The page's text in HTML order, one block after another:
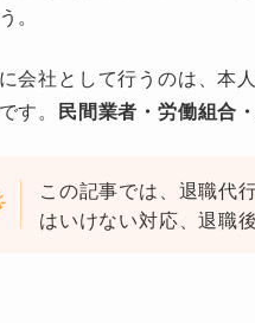
。
会社として行うのは、本
す。 民間業者・労働組合
この記事では、退職代
はいけない対応、退職